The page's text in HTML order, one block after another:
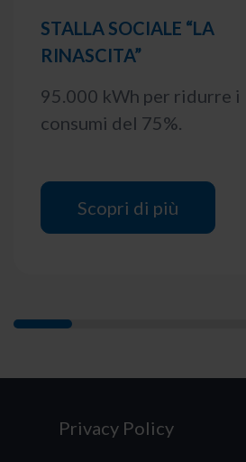
STALLA SOCIALE “LA
RINASCITA”
95.000 kWh per ridurre i
consumi del 75%.
Scopri di più
Privacy Policy